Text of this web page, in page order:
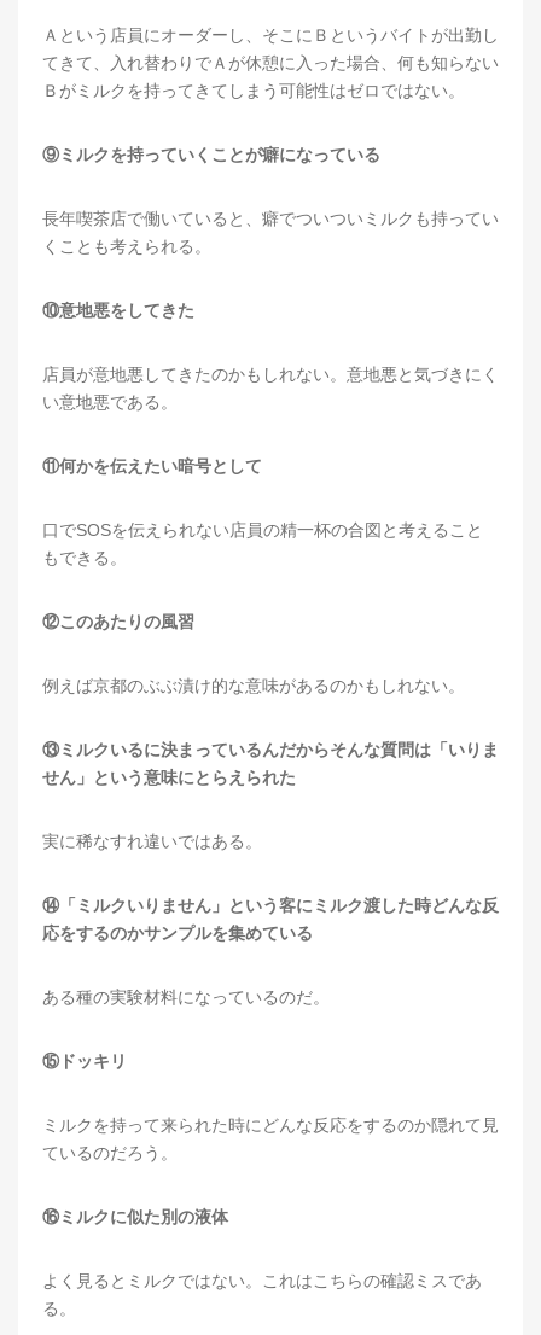
Ａという店員にオーダーし、そこにＢというバイトが出勤し
てきて、入れ替わりでＡが休憩に入った場合、何も知らない
Ｂがミルクを持ってきてしまう可能性はゼロではない。
⑨ミルクを持っていくことが癖になっている
長年喫茶店で働いていると、癖でついついミルクも持ってい
くことも考えられる。
⑩意地悪をしてきた
店員が意地悪してきたのかもしれない。意地悪と気づきにく
い意地悪である。
⑪何かを伝えたい暗号として
口でSOSを伝えられない店員の精一杯の合図と考えること
もできる。
⑫このあたりの風習
例えば京都のぶぶ漬け的な意味があるのかもしれない。
⑬ミルクいるに決まっているんだからそんな質問は「いりま
せん」という意味にとらえられた
実に稀なすれ違いではある。
⑭「ミルクいりません」という客にミルク渡した時どんな反
応をするのかサンプルを集めている
ある種の実験材料になっているのだ。
⑮ドッキリ
ミルクを持って来られた時にどんな反応をするのか隠れて見
ているのだろう。
⑯ミルクに似た別の液体
よく見るとミルクではない。これはこちらの確認ミスであ
る。